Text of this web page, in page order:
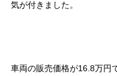
気が付きました。
車両の販売価格が16.8万円